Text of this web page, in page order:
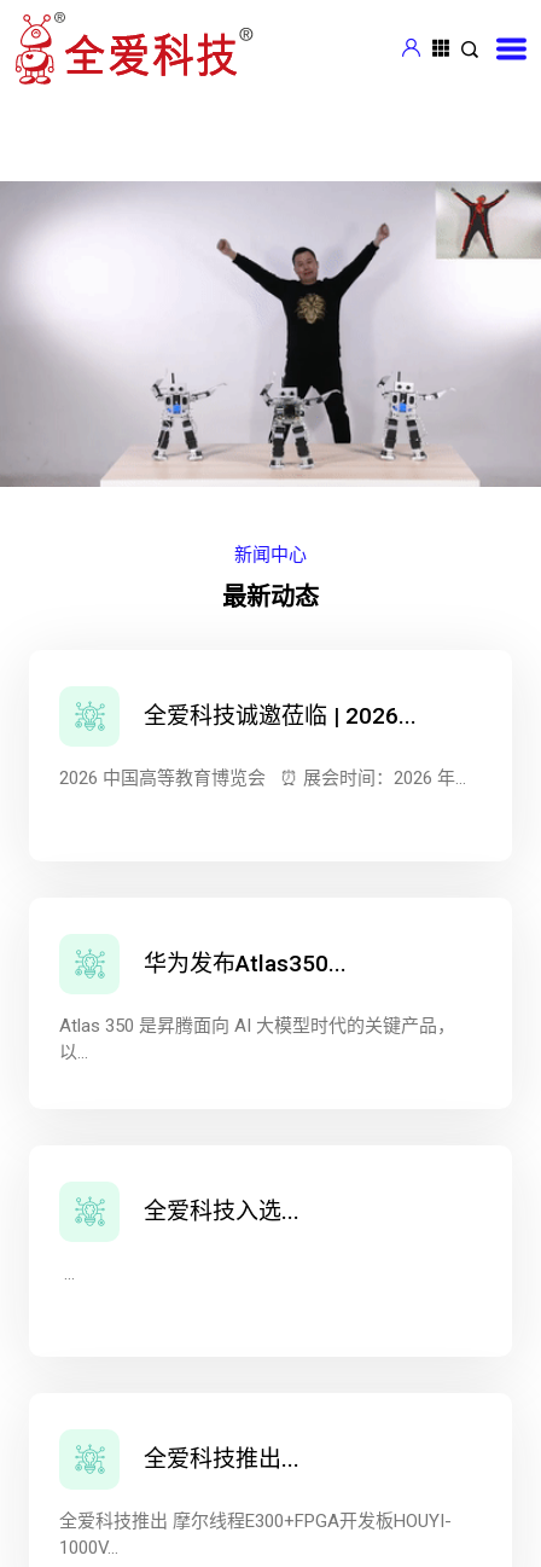
新闻中心
最新动态
全爱科技诚邀莅临 | 2026...
2026 中国高等教育博览会 ⏰ 展会时间：2026 年...
华为发布Atlas350...
Atlas 350 是昇腾面向 AI 大模型时代的关键产品，
以...
全爱科技入选...
...
全爱科技推出...
全爱科技推出 摩尔线程E300+FPGA开发板HOUYI-
1000V...